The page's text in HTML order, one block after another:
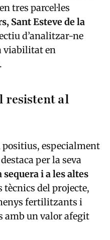
tres parcel·les
Sant Esteve de la
d’analitzar-ne
viabilitat en
resistent al
especialment
per la seva
sequera i a les altes
tècnics del projecte,
fertilitzants i
amb un valor afegit